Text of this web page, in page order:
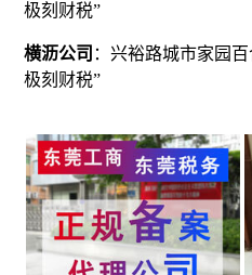
极刻财税”
横沥公司 ：兴裕路城市家园
极刻财税”